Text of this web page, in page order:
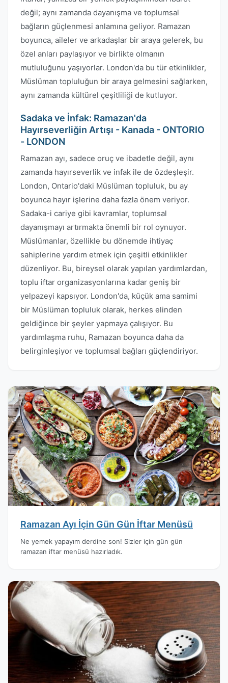
değil; aynı zamanda dayanışma ve toplumsal
bağların güçlenmesi anlamına geliyor. Ramazan
boyunca, aileler ve arkadaşlar bir araya gelerek, bu
özel anları paylaşıyor ve birlikte olmanın
mutluluğunu yaşıyorlar. London'da bu tür etkinlikler,
Müslüman topluluğun bir araya gelmesini sağlarken,
aynı zamanda kültürel çeşitliliği de kutluyor.
Sadaka ve İnfak: Ramazan'da
Hayırseverliğin Artışı - Kanada - ONTORIO
- LONDON
Ramazan ayı, sadece oruç ve ibadetle değil, aynı
zamanda hayırseverlik ve infak ile de özdeşleşir.
London, Ontario'daki Müslüman topluluk, bu ay
boyunca hayır işlerine daha fazla önem veriyor.
Sadaka-i cariye gibi kavramlar, toplumsal
dayanışmayı artırmakta önemli bir rol oynuyor.
Müslümanlar, özellikle bu dönemde ihtiyaç
sahiplerine yardım etmek için çeşitli etkinlikler
düzenliyor. Bu, bireysel olarak yapılan yardımlardan,
toplu iftar organizasyonlarına kadar geniş bir
yelpazeyi kapsıyor. London'da, küçük ama samimi
bir Müslüman topluluk olarak, herkes elinden
geldiğince bir şeyler yapmaya çalışıyor. Bu
yardımlaşma ruhu, Ramazan boyunca daha da
belirginleşiyor ve toplumsal bağları güçlendiriyor.
Ramazan Ayı İçin Gün Gün İftar Menüsü
Ne yemek yapayım derdine son! Sizler için gün gün
ramazan iftar menüsü hazırladık.